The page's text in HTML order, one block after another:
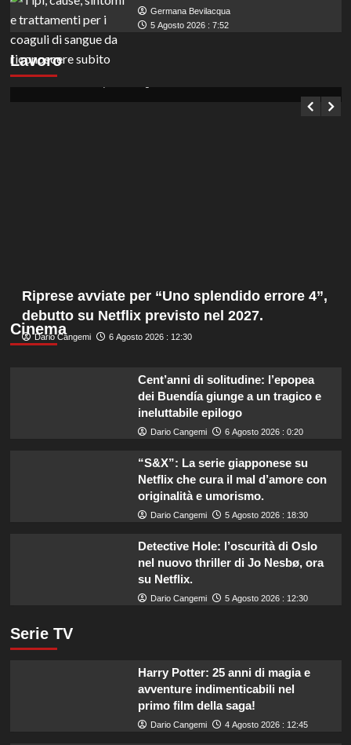
Germana Bevilacqua
5 Agosto 2026 : 7:52
Lavoro
ASPEM Narni assume operai: concorso per
posti a tempo indeterminato in Umbria.
Cinema
Riprese avviate per “Uno splendido errore 4”,
debutto su Netflix previsto nel 2027.
Dario Cangemi 6 Agosto 2026 : 12:30
Cent’anni di solitudine: l’epopea
dei Buendía giunge a un tragico e
ineluttabile epilogo
Dario Cangemi 6 Agosto 2026 : 0:20
“S&X”: La serie giapponese su
Netflix che cura il mal d’amore con
originalità e umorismo.
Dario Cangemi 5 Agosto 2026 : 18:30
Detective Hole: l’oscurità di Oslo
nel nuovo thriller di Jo Nesbø, ora
su Netflix.
Dario Cangemi 5 Agosto 2026 : 12:30
Serie TV
Harry Potter: 25 anni di magia e
avventure indimenticabili nel
primo film della saga!
Dario Cangemi 4 Agosto 2026 : 12:45